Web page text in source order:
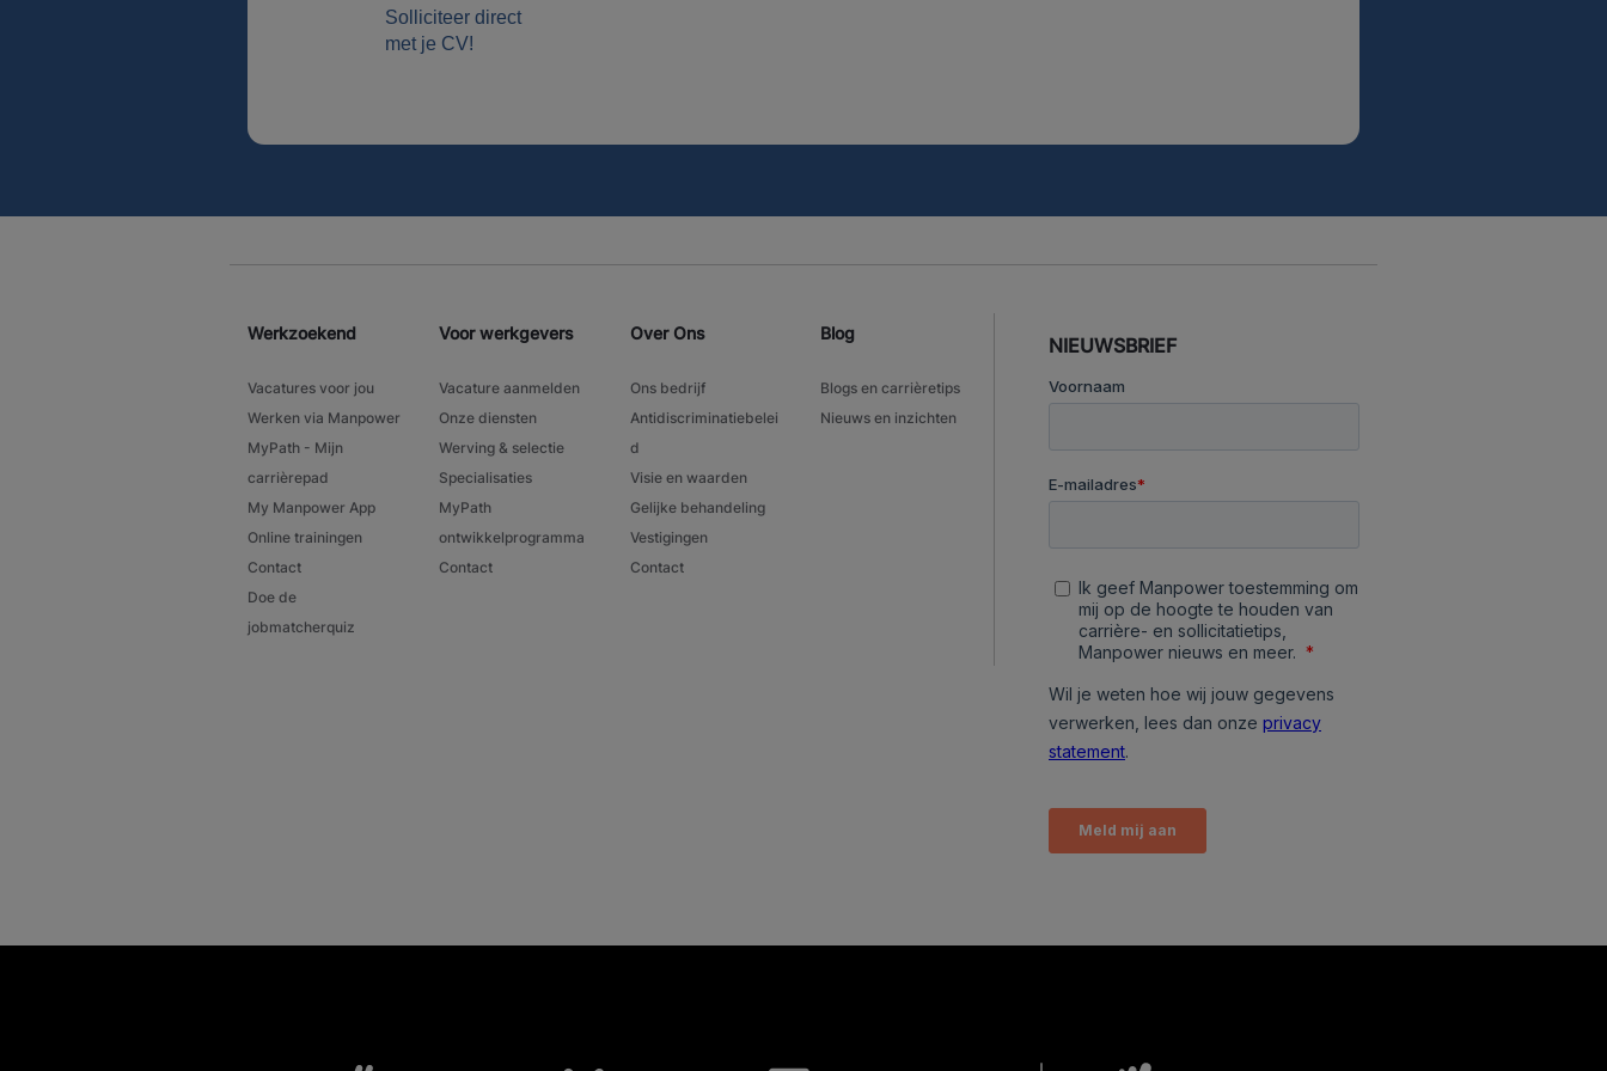
Solliciteer direct
met je CV!
Werkzoekend
Vacatures voor jou
Werken via Manpower
MyPath - Mijn
carrièrepad
My Manpower App
Online trainingen
Contact
Doe de
jobmatcherquiz
Voor werkgevers
Vacature aanmelden
Onze diensten
Werving & selectie
Specialisaties
MyPath
ontwikkelprogramma
Contact
Over Ons
Ons bedrijf
Antidiscriminatiebelei
d
Visie en waarden
Gelijke behandeling
Vestigingen
Contact
Blog
Blogs en carrièretips
Nieuws en inzichten
NIEUWSBRIEF